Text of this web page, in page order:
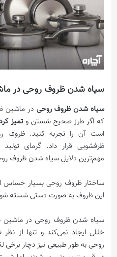
سیاه شدن ظروف روحی در
سیاه شدن ظروف روحی در ماشین
که اگر طرز صحیح شستن و تمیز
است آن را تجربه کنید. ظروف
ظرفشویی قرار داد. گرمای
مهم‌ترین دلایل سیاه شدن ظروف
ساختار ظروف روحی بسیار حساس
این ظروف به صورت دستی شسته
سیاه شدن ظروف روحی در ماشین
خللی ایجاد نمی‌کند و تنها از
روحی به طور طبیعی نیز دچار